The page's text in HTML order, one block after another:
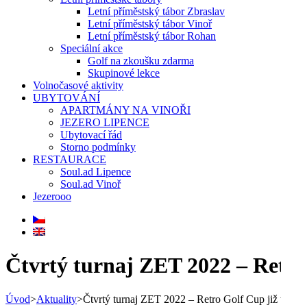
Letní příměstský tábor Zbraslav
Letní příměstský tábor Vinoř
Letní příměstský tábor Rohan
Speciální akce
Golf na zkoušku zdarma
Skupinové lekce
Volnočasové aktivity
UBYTOVÁNÍ
APARTMÁNY NA VINOŘI
JEZERO LIPENCE
Ubytovací řád
Storno podmínky
RESTAURACE
Soul.ad Lipence
Soul.ad Vinoř
Jezerooo
Čtvrtý turnaj ZET 2022 –
Úvod>Aktuality>Čtvrtý turnaj ZET 2022 – Retro Golf Cup již